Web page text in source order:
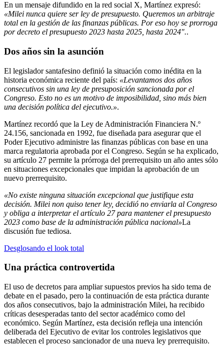
En un mensaje difundido en la red social X, Martínez expresó:
«Milei nunca quiere ser ley de presupuesto. Queremos un arbitraje
total en la gestión de las finanzas públicas. Por eso hoy se prorroga
por decreto el presupuesto 2023 hasta 2025, hasta 2024″..
Dos años sin la asunción
El legislador santafesino definió la situación como inédita en la
historia económica reciente del país: «Levantamos dos años
consecutivos sin una ley de presuposición sancionada por el
Congreso. Esto no es un motivo de imposibilidad, sino más bien
una decisión política del ejecutivo.».
Martínez recordó que la Ley de Administración Financiera N.º
24.156, sancionada en 1992, fue diseñada para asegurar que el
Poder Ejecutivo administre las finanzas públicas con base en una
marca regulatoria aprobada por el Congreso. Según se ha explicado,
su artículo 27 permite la prórroga del prerrequisito un año antes sólo
en situaciones excepcionales que impidan la aprobación de un
nuevo prerrequisito.
«No existe ninguna situación excepcional que justifique esta
decisión. Milei non quiso tener ley, decidió no enviarla al Congreso
y obliga a interpretar el artículo 27 para mantener el presupuesto
2023 como base de la administración pública nacional»La
discusión fue tediosa.
Desglosando el look total
Una práctica controvertida
El uso de decretos para ampliar supuestos previos ha sido tema de
debate en el pasado, pero la continuación de esta práctica durante
dos años consecutivos, bajo la administración Milei, ha recibido
críticas desesperadas tanto del sector académico como del
económico. Según Martínez, esta decisión refleja una intención
deliberada del Ejecutivo de evitar los controles legislativos que
establecen el proceso sancionador de una nueva ley prerrequisito.